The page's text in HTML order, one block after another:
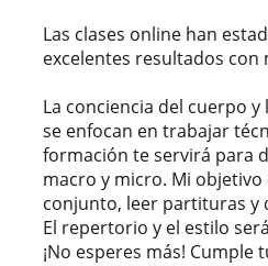
Las clases online han
excelentes resultados con
La conciencia del cuerpo
se enfocan en trabajar
formación te servirá para
macro y micro. Mi
conjunto, leer partituras y
El repertorio y el estilo
¡No esperes más! Cumple